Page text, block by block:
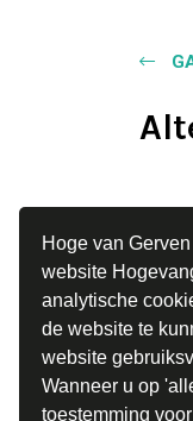
Hoge van
website
analytische
de website te
website
Wanneer u op
toestemming